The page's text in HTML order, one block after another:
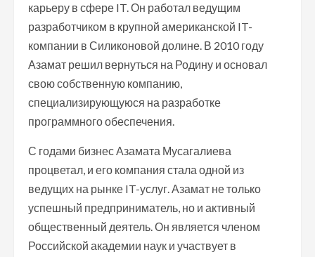
карьеру в сфере IT. Он работал ведущим
разработчиком в крупной американской IT-
компании в Силиконовой долине. В 2010 году
Азамат решил вернуться на Родину и основал
свою собственную компанию,
специализирующуюся на разработке
программного обеспечения.
С годами бизнес Азамата Мусагалиева
процветал, и его компания стала одной из
ведущих на рынке IT-услуг. Азамат не только
успешный предприниматель, но и активный
общественный деятель. Он является членом
Российской академии наук и участвует в